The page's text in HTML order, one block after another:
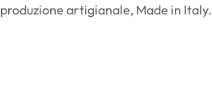
artigianale, Made in Italy.